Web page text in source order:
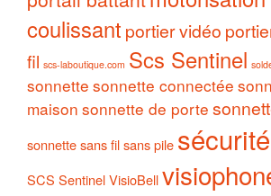
coulissant portier vidéo
fil scs-laboutique.com Scs Sentinel
sonnette sonnette connectée
maison sonnette de porte
sonnette sans fil sans pile sécurité
SCS SentinelVisioBell